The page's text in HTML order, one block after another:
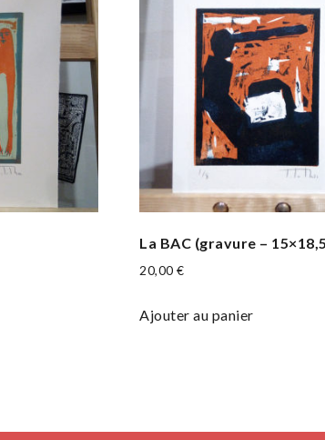
La BAC (gravure –
20,00€
Ajouter au panier